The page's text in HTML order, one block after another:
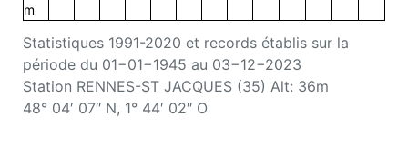
Statistiques 1991-2020 et records établis sur la
période du 01−01−1945 au 03−12−2023
Station RENNES-ST JACQUES (35) Alt: 36m
48° 04′ 07″ N, 1° 44′ 02″ O
m